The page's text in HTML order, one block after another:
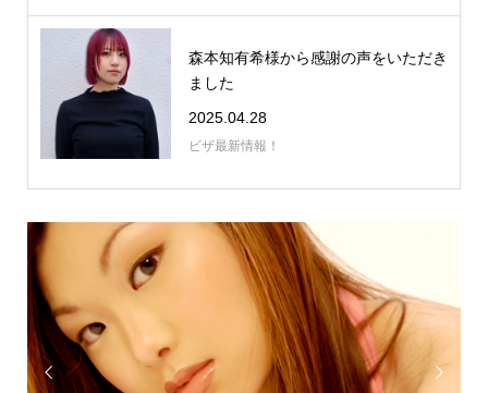
森本知有希様から感謝の声をいただき
ました
2025.04.28
ビザ最新情報！
 